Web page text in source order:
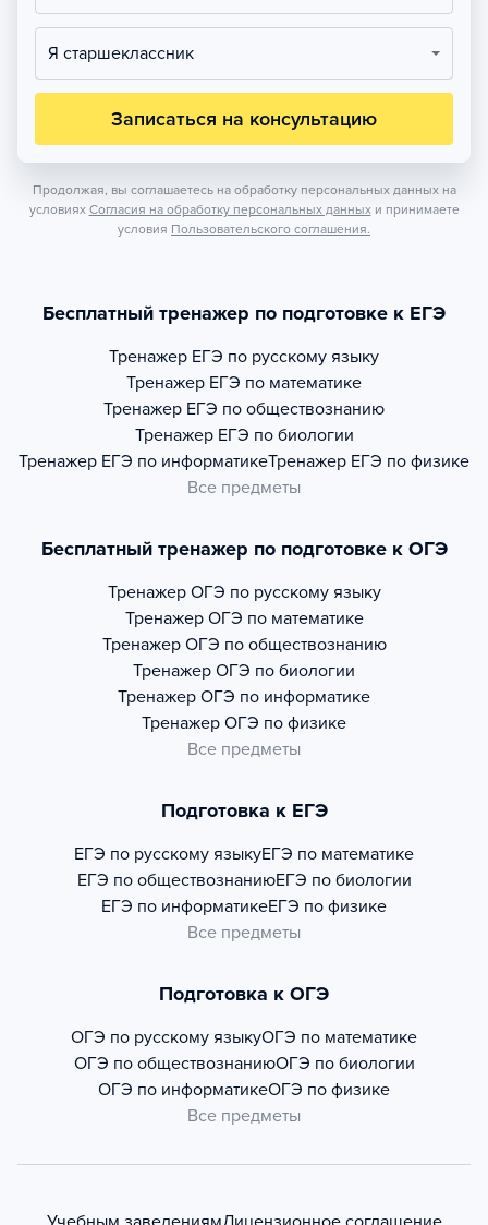
Я старшеклассник
Записаться на консультацию
Продолжая, вы соглашаетесь на обработку персональных данных на
условиях Согласия на обработку персональных данных и принимаете
условия Пользовательского соглашения.
Бесплатный тренажер по подготовке к ЕГЭ
Тренажер ЕГЭ по русскому языку
Тренажер ЕГЭ по математике
Тренажер ЕГЭ по обществознанию
Тренажер ЕГЭ по биологии
Тренажер ЕГЭ по информатикеТренажер ЕГЭ по физике
Все предметы
Бесплатный тренажер по подготовке к ОГЭ
Тренажер ОГЭ по русскому языку
Тренажер ОГЭ по математике
Тренажер ОГЭ по обществознанию
Тренажер ОГЭ по биологии
Тренажер ОГЭ по информатике
Тренажер ОГЭ по физике
Все предметы
Подготовка к ЕГЭ
ЕГЭ по русскому языкуЕГЭ по математике
ЕГЭ по обществознаниюЕГЭ по биологии
ЕГЭ по информатикеЕГЭ по физике
Все предметы
Подготовка к ОГЭ
ОГЭ по русскому языкуОГЭ по математике
ОГЭ по обществознаниюОГЭ по биологии
ОГЭ по информатикеОГЭ по физике
Все предметы